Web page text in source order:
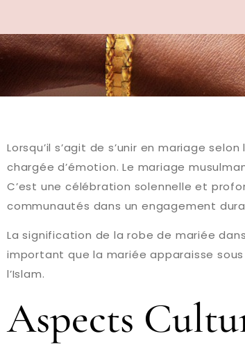
Lorsqu’il s’agit de s’unir en mariage
chargée d’émotion. Le mariage
C’est une célébration solennelle et
communautés dans un engagement
La signification de la robe de mariée
important que la mariée apparaisse
l’Islam.
Aspects